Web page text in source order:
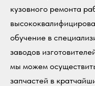
кузовного ремонта
обучение в
заводов
мы можем
запчастей в